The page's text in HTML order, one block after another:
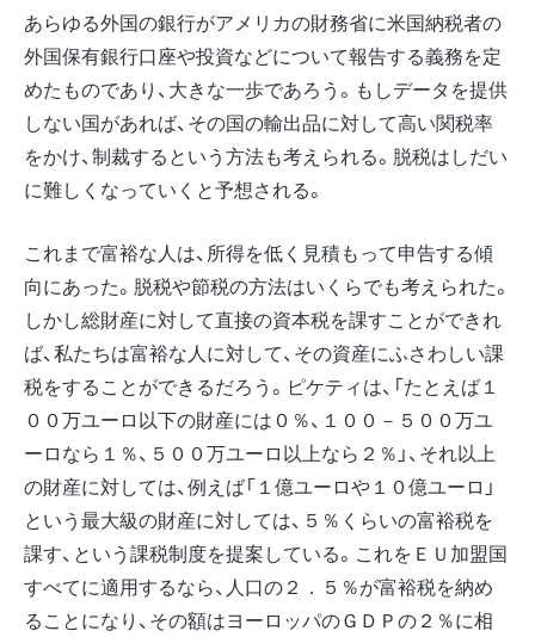
あらゆる外国の銀行がアメリカの財務省に米国納税者の
外国保有銀行口座や投資などについて報告する義務を定
めたものであり、大きな一歩であろう。もしデータを提供
しない国があれば、その国の輸出品に対して高い関税率
をかけ、制裁するという方法も考えられる。脱税はしだい
に難しくなっていくと予想される。
これまで富裕な人は、所得を低く見積もって申告する傾
向にあった。脱税や節税の方法はいくらでも考えられた。
しかし総財産に対して直接の資本税を課すことができれ
ば、私たちは富裕な人に対して、その資産にふさわしい課
税をすることができるだろう。ピケティは、「たとえば１
００万ユーロ以下の財産には０％、１００－５００万ユ
ーロなら１％、５００万ユーロ以上なら２％」、それ以上
の財産に対しては、例えば「１億ユーロや１０億ユーロ」
という最大級の財産に対しては、５％くらいの富裕税を
課す、という課税制度を提案している。これをＥＵ加盟国
すべてに適用するなら、人口の２．５％が富裕税を納め
ることになり、その額はヨーロッパのＧＤＰの２％に相